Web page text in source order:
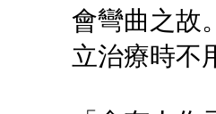
會彎曲之故
立治療時不